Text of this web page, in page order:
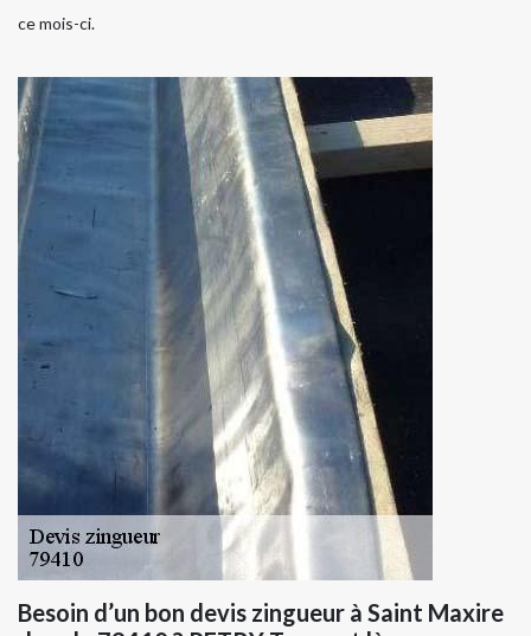
ce mois-ci.
Besoin d’un bon devis zingueur à Saint Maxire